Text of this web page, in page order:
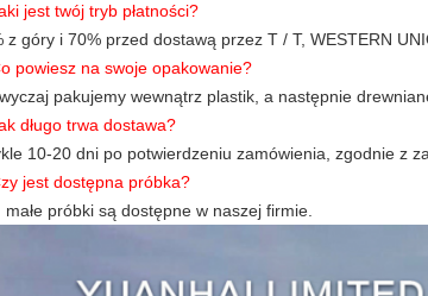
jest twój tryb płatności?
z góry i 70% przed dostawą przez T / T, WESTERN
powiesz na swoje opakowanie?
pakujemy wewnątrz plastik, a następnie
długo trwa dostawa?
10-20 dni po potwierdzeniu zamówienia, zgodnie z
jest dostępna próbka?
małe próbki są dostępne w naszej firmie.